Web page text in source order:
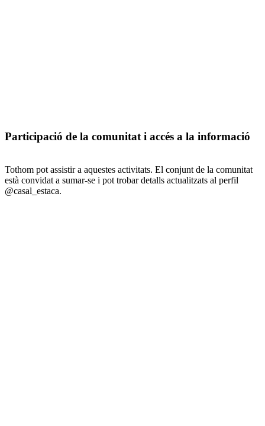
Participació de la comunitat i accés a la informació
Tothom pot assistir a aquestes activitats. El conjunt de la comunitat
està convidat a sumar-se i pot trobar detalls actualitzats al perfil
@casal_estaca.